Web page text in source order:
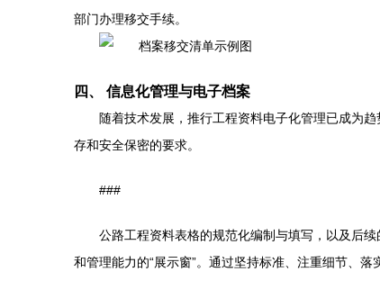
部门办理移交手续。
四、 信息化管理与电子档案
随着技术发展，推行工程资料电子化管理已成为
存和安全保密的要求。
###
公路工程资料表格的规范化编制与填写，以及后
和管理能力的“展示窗”。通过坚持标准、注重细节、